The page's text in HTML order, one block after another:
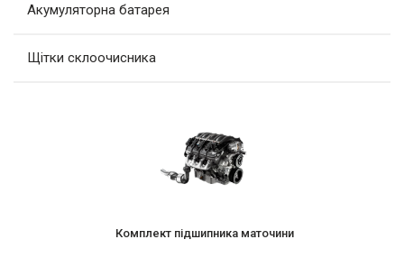
Акумуляторна батарея
Щітки склоочисника
Комплект підшипника маточини